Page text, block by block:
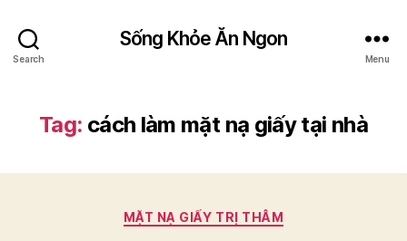
Search
Sống Khỏe Ăn Ngon
Menu
Tag: cách làm mặt nạ giấy tại nhà
Categories
MẶT NẠ GIẤY TRỊ THÂM